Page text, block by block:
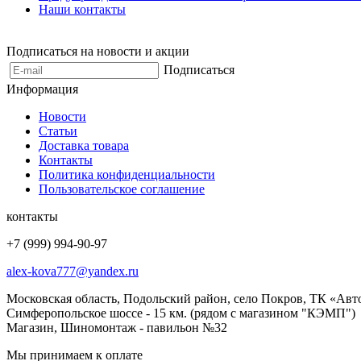
Наши контакты
Подписаться на новости и акции
Подписаться
Информация
Новости
Статьи
Доставка товара
Контакты
Политика конфиденциальности
Пользовательское соглашение
контакты
+7 (999) 994-90-97
alex-kova777@yandex.ru
Московская область, Подольский район, село Покров, ТК
Симферопольское шоссе - 15 км. (рядом с магазином "КЭМП")
Магазин, Шиномонтаж - павильон №32
Мы принимаем к оплате